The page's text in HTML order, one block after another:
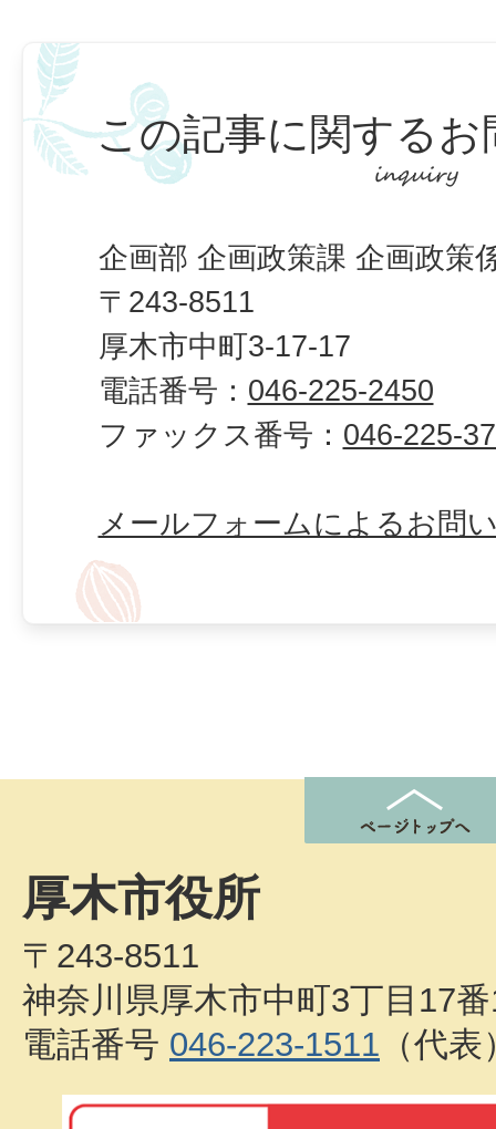
この記事に関するお
企画部 企画政策課 企画政策
〒243-8511
厚木市中町3-17-17
電話番号： 046-225-2450
ファックス番号： 046-225-
メールフォームによるお問
厚木市役所
〒243-8511
神奈川県厚木市中町3丁目17
電話番号 046-223-1511 （代表